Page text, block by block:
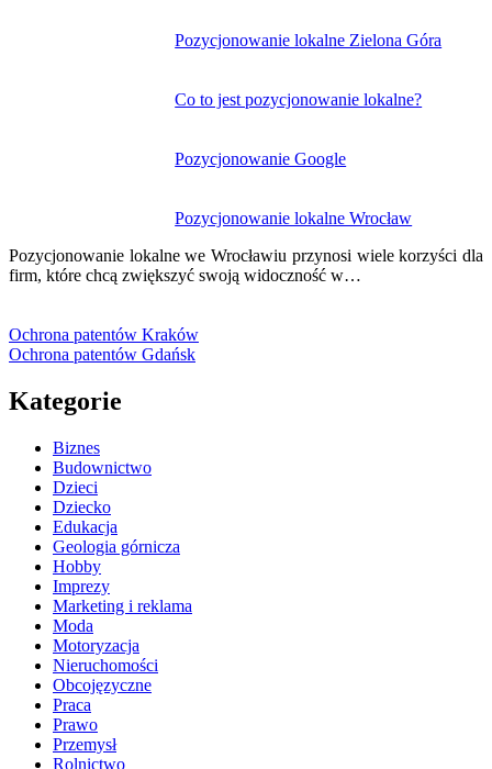
Pozycjonowanie lokalne Zielona Góra
Co to jest pozycjonowanie lokalne?
Pozycjonowanie Google
Pozycjonowanie lokalne Wrocław
Pozycjonowanie lokalne we Wrocławiu przynosi wiele korzyści dla
firm, które chcą zwiększyć swoją widoczność w…
Ochrona patentów Kraków
Ochrona patentów Gdańsk
Kategorie
Biznes
Budownictwo
Dzieci
Dziecko
Edukacja
Geologia górnicza
Hobby
Imprezy
Marketing i reklama
Moda
Motoryzacja
Nieruchomości
Obcojęzyczne
Praca
Prawo
Przemysł
Rolnictwo